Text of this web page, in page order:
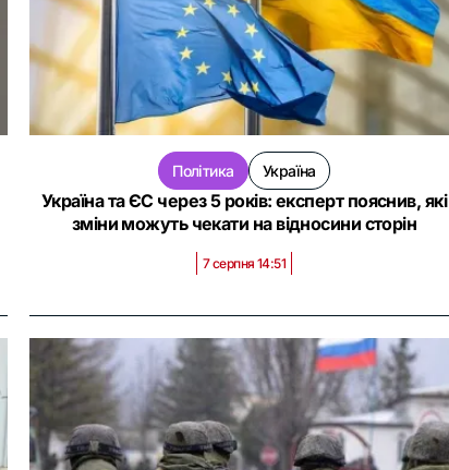
Політика Україна
Україна та ЄС через 5 років: експерт пояснив, які
зміни можуть чекати на відносини сторін
7 серпня 14:51